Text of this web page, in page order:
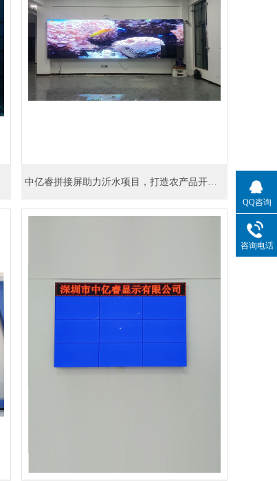
中亿睿拼接屏助力沂水项目，打造农产品开发智能示范基地
QQ咨询
咨询电话